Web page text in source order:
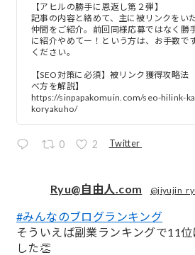
【アヒルの勝手に恩返し第２弾】
記事の内容と絡めて、主に被リンクをい
仲間をご紹介。前回同様応募ではなく勝
に紹介やめてー！という方は、お手数で
ください。
【SEO対策に必須】被リンク獲得攻略法
べ方を解説】
https://sinpapakomuin.com/seo-hilink-
koryakuho/
0 2 Twitter
;
Ryu@自由人.com
#みんなのブログランキング
そういえば副業ランキングで11
した👏